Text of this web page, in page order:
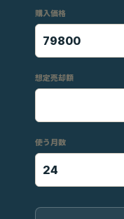
購入価格
想定売却額
使う月数